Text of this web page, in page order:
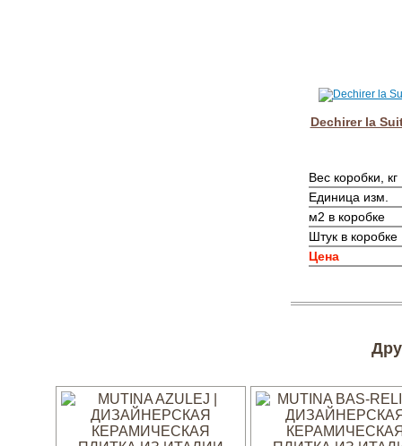
Dechirer la
Вес коробки, кг
Единица изм.
м2 в коробке
Штук в коробке
Цена